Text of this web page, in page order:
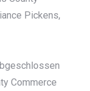
Pickens,
Commerce